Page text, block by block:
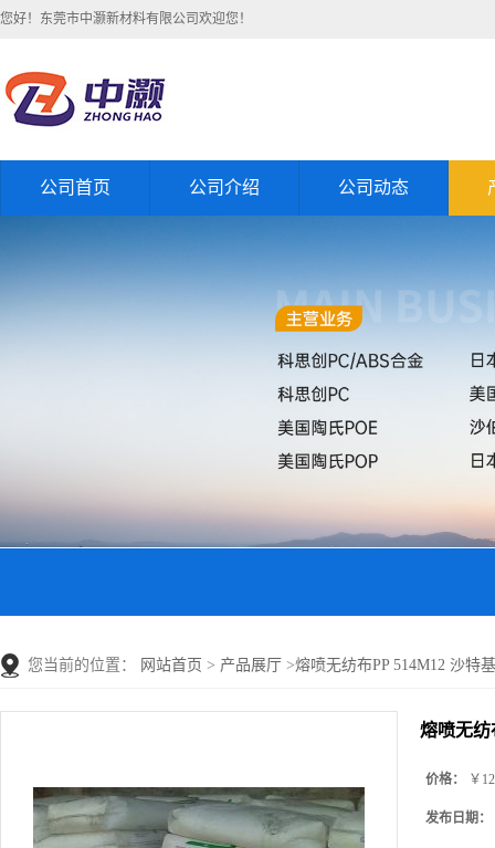
您好！东莞市中灏新材料有限公司欢迎您！
公司首页 公司介绍 公司动态
您当前的位置： 网站首页 > 产品展厅 >熔喷无纺布PP 514M12 沙特
熔喷无纺
价格： ￥
发布日期：